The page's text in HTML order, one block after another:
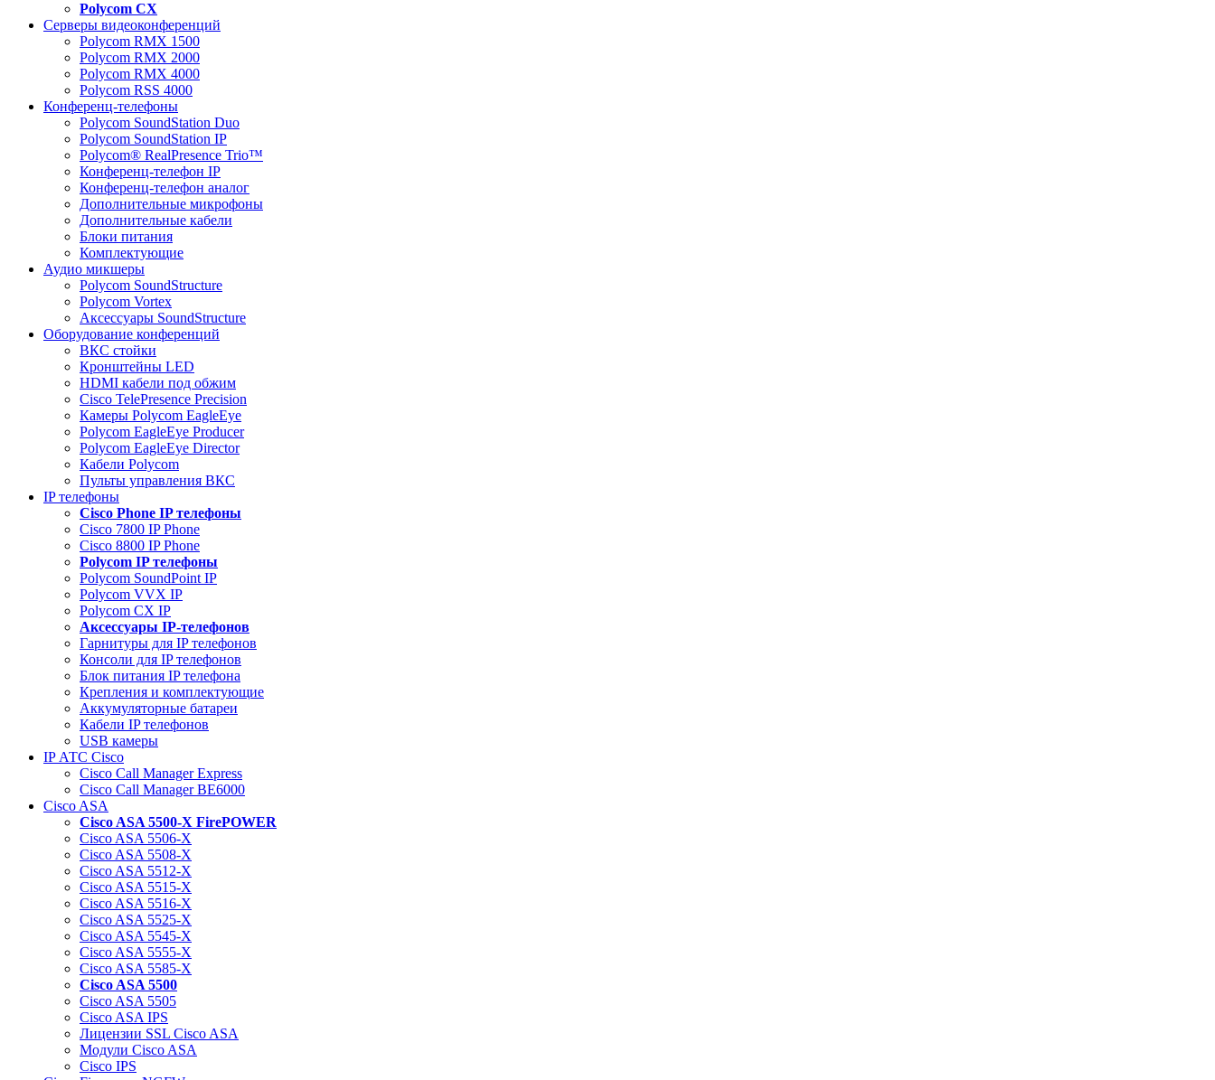
Polycom CX
Серверы видеоконференций
Polycom RMX 1500
Polycom RMX 2000
Polycom RMX 4000
Polycom RSS 4000
Конференц-телефоны
Polycom SoundStation Duo
Polycom SoundStation IP
Polycom® RealPresence Trio™
Конференц-телефон IP
Конференц-телефон аналог
Дополнительные микрофоны
Дополнительные кабели
Блоки питания
Комплектующие
Аудио микшеры
Polycom SoundStructure
Polycom Vortex
Аксессуары SoundStructure
Оборудование конференций
ВКС стойки
Кронштейны LED
HDMI кабели под обжим
Cisco TelePresence Precision
Камеры Polycom EagleEye
Polycom EagleEye Producer
Polycom EagleEye Director
Кабели Polycom
Пульты управления ВКС
IP телефоны
Сisco Phone IP телефоны
Cisco 7800 IP Phone
Cisco 8800 IP Phone
Polycom IP телефоны
Polycom SoundPoint IP
Polycom VVX IP
Polycom CX IP
Аксессуары IP-телефонов
Гарнитуры для IP телефонов
Консоли для IP телефонов
Блок питания IP телефона
Крепления и комплектующие
Аккумуляторные батареи
Кабели IP телефонов
USB камеры
IP АТС Cisco
Cisco Call Manager Express
Cisco Call Manager BE6000
Cisco ASA
Cisco ASA 5500-X FirePOWER
Cisco ASA 5506-X
Cisco ASA 5508-X
Cisco ASA 5512-X
Cisco ASA 5515-X
Cisco ASA 5516-X
Cisco ASA 5525-X
Cisco ASA 5545-X
Cisco ASA 5555-X
Cisco ASA 5585-X
Cisco ASA 5500
Cisco ASA 5505
Cisco ASA IPS
Лицензии SSL Cisco ASA
Модули Cisco ASA
Cisco IPS